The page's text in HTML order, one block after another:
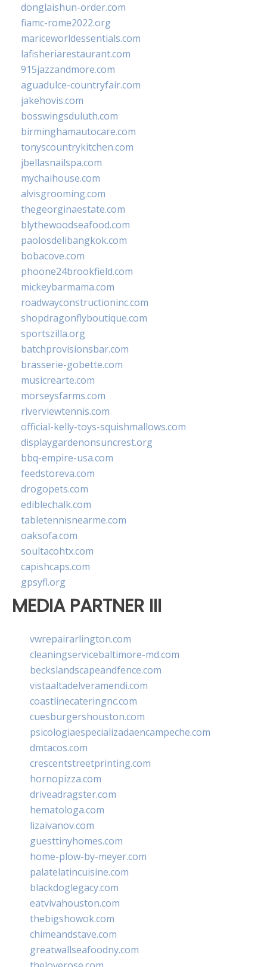
donglaishun-order.com
fiamc-rome2022.org
mariceworldessentials.com
lafisheriarestaurant.com
915jazzandmore.com
aguadulce-countryfair.com
jakehovis.com
bosswingsduluth.com
birminghamautocare.com
tonyscountrykitchen.com
jbellasnailspa.com
mychaihouse.com
alvisgrooming.com
thegeorginaestate.com
blythewoodseafood.com
paolosdelibangkok.com
bobacove.com
phoone24brookfield.com
mickeybarmama.com
roadwayconstructioninc.com
shopdragonflyboutique.com
sportszilla.org
batchprovisionsbar.com
brasserie-gobette.com
musicrearte.com
morseysfarms.com
riverviewtennis.com
official-kelly-toys-squishmallows.com
displaygardenonsuncrest.org
bbq-empire-usa.com
feedstoreva.com
drogopets.com
ediblechalk.com
tabletennisnearme.com
oaksofa.com
soultacohtx.com
capishcaps.com
gpsyfl.org
MEDIA PARTNER III
vwrepairarlington.com
cleaningservicebaltimore-md.com
beckslandscapeandfence.com
vistaaltadelveramendi.com
coastlinecateringnc.com
cuesburgershouston.com
psicologiaespecializadaencampeche.com
dmtacos.com
crescentstreetprinting.com
hornopizza.com
driveadragster.com
hematologa.com
lizaivanov.com
guesttinyhomes.com
home-plow-by-meyer.com
palatelatincuisine.com
blackdoglegacy.com
eatvivahouston.com
thebigshowok.com
chimeandstave.com
greatwallseafoodny.com